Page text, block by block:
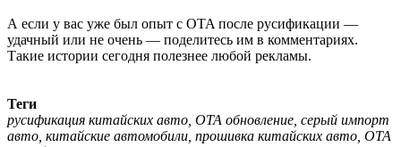
А если у вас уже был опыт с OTA после русификации —
удачный или не очень — поделитесь им в комментариях.
Такие истории сегодня полезнее любой рекламы.
Теги
русификация китайских авто, OTA обновление, серый импорт
авто, китайские автомобили, прошивка китайских авто, OTA